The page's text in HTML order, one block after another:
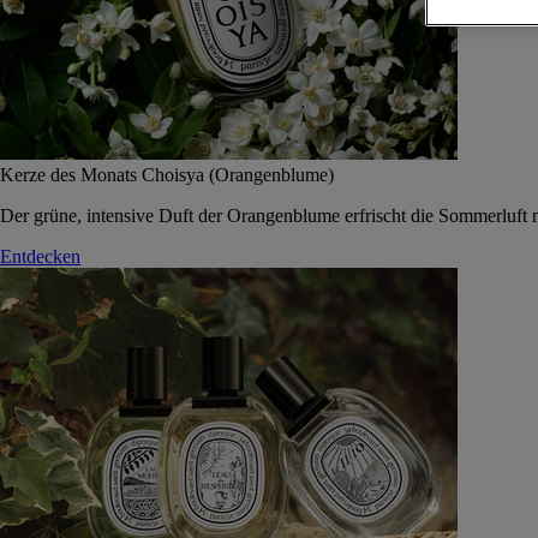
Kerze des Monats Choisya (Orangenblume)
Der grüne, intensive Duft der Orangenblume erfrischt die Sommerluft
Entdecken